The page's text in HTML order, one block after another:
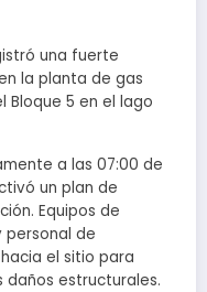
una fuerte
la planta de gas
Bloque 5 en el lago
a las 07:00 de
un plan de
Equipos de
personal de
el sitio para
daños estructurales.